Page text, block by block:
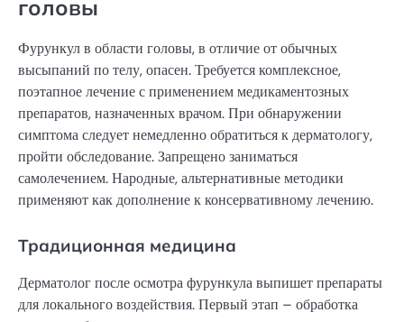
головы
Фурункул в области головы, в отличие от обычных
высыпаний по телу, опасен. Требуется комплексное,
поэтапное лечение с применением медикаментозных
препаратов, назначенных врачом. При обнаружении
симптома следует немедленно обратиться к дерматологу,
пройти обследование. Запрещено заниматься
самолечением. Народные, альтернативные методики
применяют как дополнение к консервативному лечению.
Традиционная медицина
Дерматолог после осмотра фурункула выпишет препараты
для локального воздействия. Первый этап – обработка